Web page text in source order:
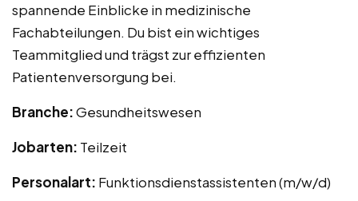
spannende Einblicke in medizinische
Fachabteilungen. Du bist ein wichtiges
Teammitglied und trägst zur effizienten
Patientenversorgung bei.
Branche:Gesundheitswesen
Jobarten: Teilzeit
Personalart: Funktionsdienstassistenten (m/w/d)